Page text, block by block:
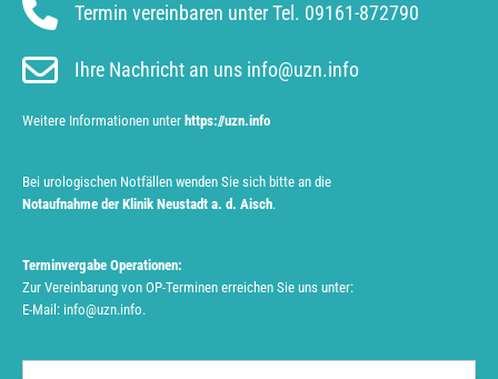
Termin vereinbaren unter Tel. 09161-872790
Ihre Nachricht an uns info@uzn.info
Weitere Informationen unter https://uzn.info
Bei urologischen Notfällen wenden Sie sich bitte an die
Notaufnahme der Klinik Neustadt a. d. Aisch.
Terminvergabe Operationen:
Zur Vereinbarung von OP-Terminen erreichen Sie uns unter:
E-Mail: info@uzn.info.